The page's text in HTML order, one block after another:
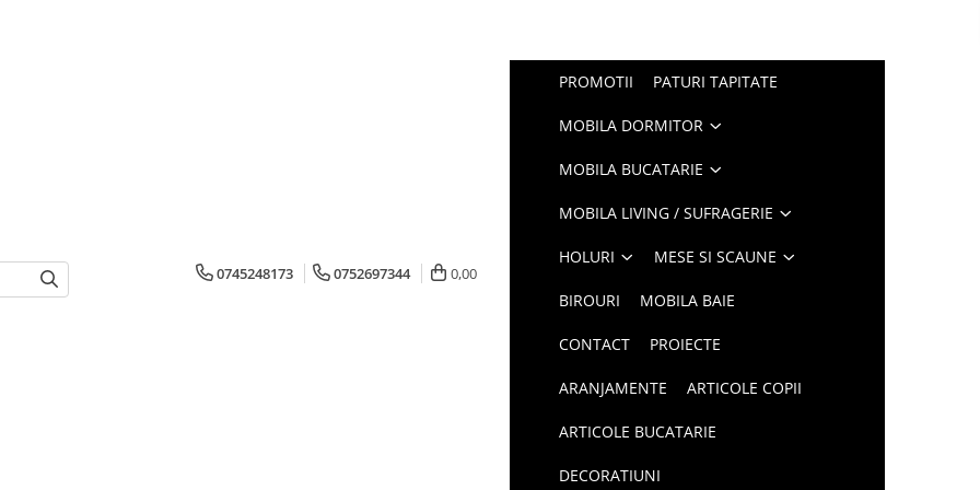
0745248173 0752697344 0,00
PROMOTII PATURI TAPITATE
MOBILA DORMITOR
MOBILA BUCATARIE
MOBILA LIVING / SUFRAGERIE
HOLURI MESE SI SCAUNE
BIROURI MOBILA BAIE
CONTACT PROIECTE
ARANJAMENTE ARTICOLE COPII
ARTICOLE BUCATARIE
DECORATIUNI